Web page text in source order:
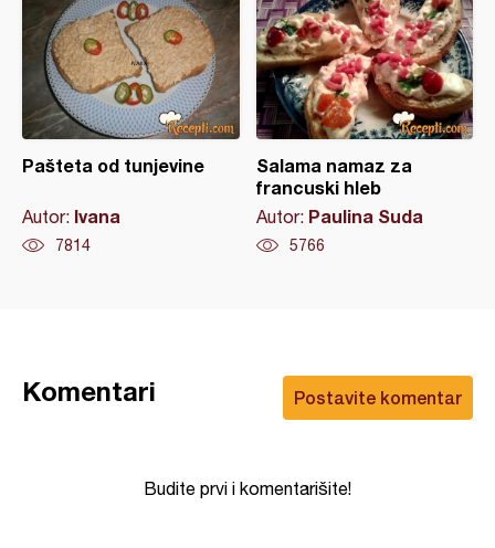
Pašteta od tunjevine
Autor: Ivana
7814
Salama namaz za
francuski hleb
Autor: Paulina Suda
5766
Postavite komentar
Komentari
Budite prvi i komentarišite!